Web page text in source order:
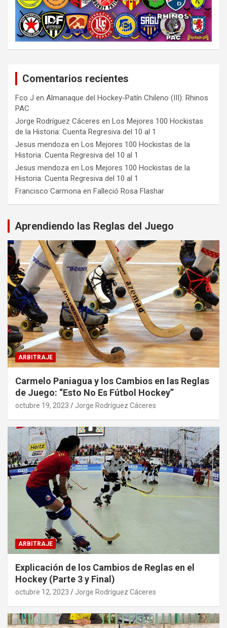
Comentarios recientes
Fco J en Almanaque del Hockey-Patín Chileno (III): Rhinos
PAC
Jorge Rodríguez Cáceres en Los Mejores 100 Hockistas
de la Historia: Cuenta Regresiva del 10 al 1
Jesus mendoza en Los Mejores 100 Hockistas de la
Historia: Cuenta Regresiva del 10 al 1
Jesus mendoza en Los Mejores 100 Hockistas de la
Historia: Cuenta Regresiva del 10 al 1
Francisco Carmona en Falleció Rosa Flashar
Aprendiendo las Reglas del Juego
ARBITRAJE
Carmelo Paniagua y los Cambios en las Reglas
de Juego: “Esto No Es Fútbol Hockey”
octubre 19, 2023 Jorge Rodríguez Cáceres
ARBITRAJE
Explicación de los Cambios de Reglas en el
Hockey (Parte 3 y Final)
octubre 12, 2023 Jorge Rodríguez Cáceres